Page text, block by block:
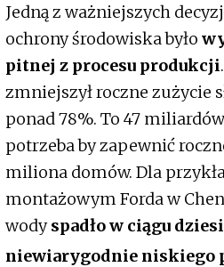
Jedną z ważniejszych
ochrony środowiska było
pitnej z procesu produkcji
zmniejszył roczne zużycie
ponad 78%. To 47
potrzeba by zapewnić
miliona domów. Dla
montażowym Forda w
wodyspadło w ciągu
niewiarygodnie niskiego